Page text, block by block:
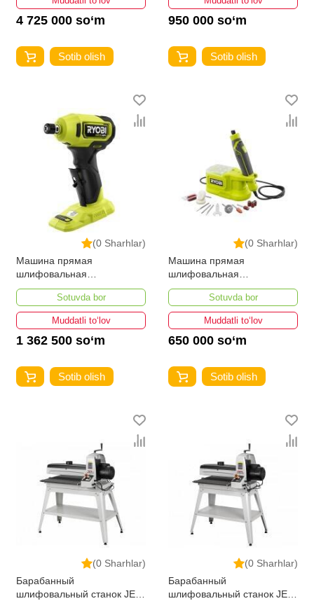
4 725 000 so‘m
Sotib olish
950 000 so‘m
Sotib olish
(0 Sharhlar)
Машина прямая
шлифовальная
аккумуляторная Ryobi
RDG18C-0 ONE+ HP
5133005139
Sotuvda bor
Muddatli to‘lov
1 362 500 so‘m
Sotib olish
(0 Sharhlar)
Машина прямая
шлифовальная
аккумуляторная Ryobi
RRT18-0 ONE+ 5133004939
Sotuvda bor
Muddatli to‘lov
650 000 so‘m
Sotib olish
(0 Sharhlar)
Барабанный
шлифовальный станок JET
(0 Sharhlar)
Барабанный
шлифовальный станок JET